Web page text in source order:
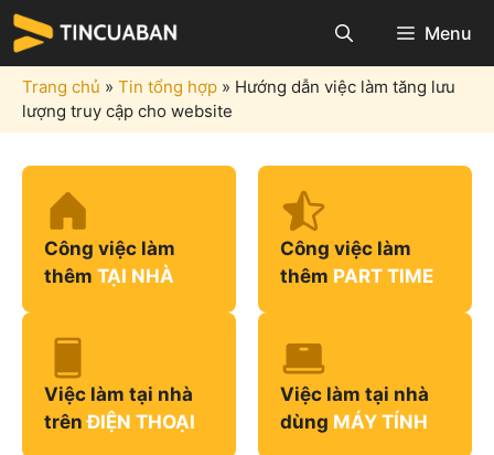
Chuyển
đến
nội
dung
Menu
Trang chủ » Tin tổng hợp » Hướng dẫn việc làm tăng lưu
lượng truy cập cho website
Công việc làm
thêm TẠI NHÀ
Công việc làm
thêm PART TIME
Việc làm tại nhà
trênĐIỆN THOẠI
Việc làm tại nhà
dùng MÁY TÍNH